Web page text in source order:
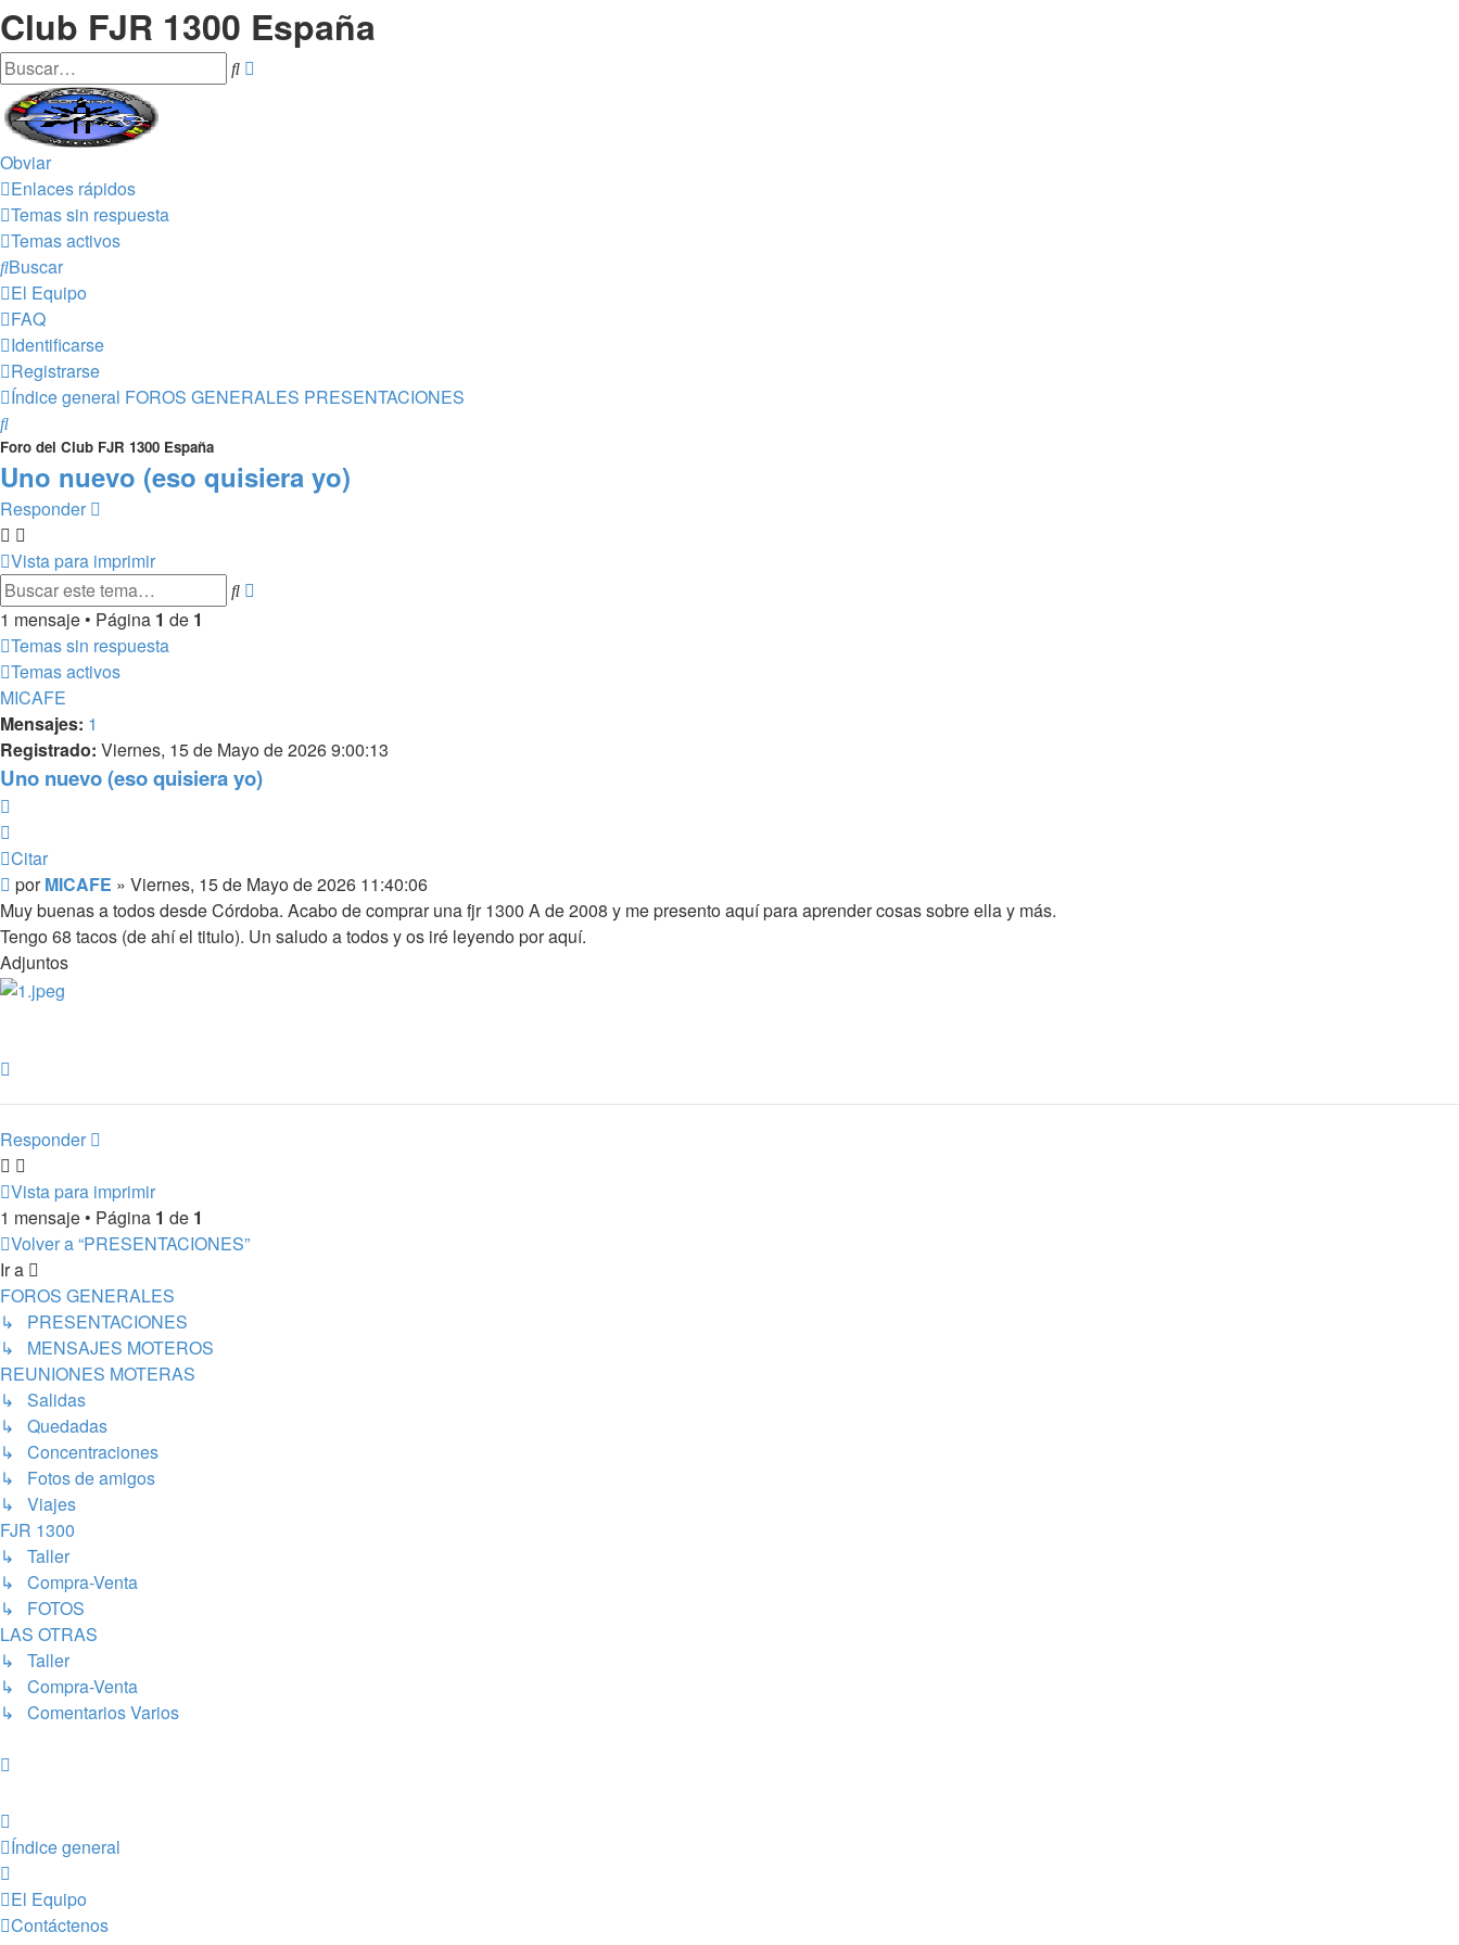
Club FJR 1300 España
Buscar
Obviar
Enlaces rápidos
Temas sin respuesta
Temas activos
Buscar
El Equipo
FAQ
Identificarse
Registrarse
Índice general FOROS GENERALES PRESENTACIONES
Buscar
Foro del Club FJR 1300 España
Uno nuevo (eso quisiera yo)
Responder
Vista para imprimir
Buscar
1 mensaje • Página 1 de 1
Temas sin respuesta
Temas activos
MICAFE
Mensajes: 1
Registrado: Viernes, 15 de Mayo de 2026 9:00:13
Uno nuevo (eso quisiera yo)
Citar
Mensaje
porMICAFE » Viernes, 15 de Mayo de 2026 11:40:06
Muy buenas a todos desde Córdoba. Acabo de comprar una fjr 1300 A de 2008 y me presento aquí para aprender cosas sobre ella y más.
Tengo 68 tacos (de ahí el titulo). Un saludo a todos y os iré leyendo por aquí.
Adjuntos
Responder
Vista para imprimir
1 mensaje • Página 1 de 1
Volver a “PRESENTACIONES”
Ir a
FOROS GENERALES
↳ PRESENTACIONES
↳ MENSAJES MOTEROS
REUNIONES MOTERAS
↳ Salidas
↳ Quedadas
↳ Concentraciones
↳ Fotos de amigos
↳ Viajes
FJR 1300
↳ Taller
↳ Compra-Venta
↳ FOTOS
LAS OTRAS
↳ Taller
↳ Compra-Venta
↳ Comentarios Varios
Índice general
El Equipo
Contáctenos